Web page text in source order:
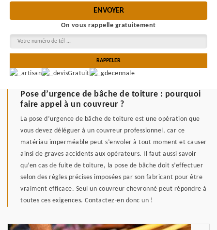
On vous rappelle gratuitement
Pose d’urgence de bâche de toiture : pourquoi
faire appel à un couvreur ?
La pose d’urgence de bâche de toiture est une opération que
vous devez déléguer à un couvreur professionnel, car ce
matériau imperméable peut s’envoler à tout moment et causer
ainsi de graves accidents aux opérateurs. Il faut aussi savoir
qu’en cas de fuite de toiture, la pose de bâche doit s’effectuer
selon des règles précises imposées par son fabricant pour être
vraiment efficace. Seul un couvreur chevronné peut répondre à
toutes ces exigences. Contactez-en donc un !